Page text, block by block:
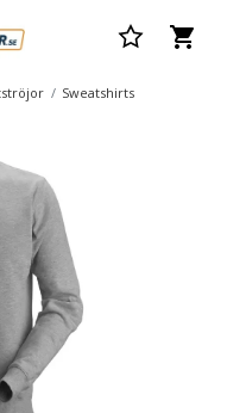
Sweatshirts